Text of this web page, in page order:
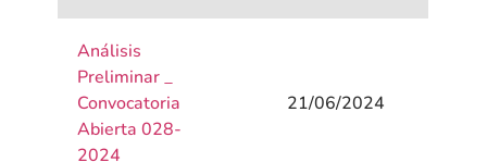
Análisis
Preliminar _
Convocatoria
Abierta 028-
2024
21/06/2024